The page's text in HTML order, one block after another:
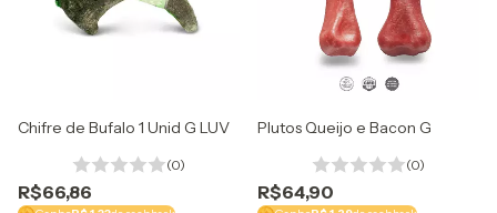
Chifre de Bufalo 1 Unid G LUV
(0)
R$66,86
Plutos Queijo e Bacon G
(0)
R$64,90